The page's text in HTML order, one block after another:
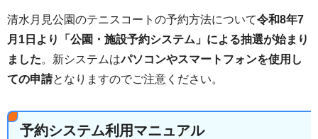
清水月見公園のテニスコートの予約方法について令和8年7
月1日より「公園・施設予約システム」による抽選が始まり
ました。新システムはパソコンやスマートフォンを使用し
ての申請となりますのでご注意ください。
予約システム利用マニュアル